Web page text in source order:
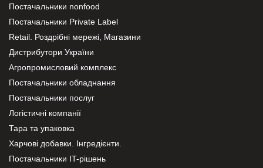
Постачальники nonfood
Постачальники Private Label
Retail. Роздрібні мережі, Магазини
Дистрибутори України
Агропромисловий комплекс
Постачальники обладнання
Постачальники послуг
Логістичні компанії
Тара та упаковка
Харчові добавки. Інгредієнти.
Постачальники IT-рішень